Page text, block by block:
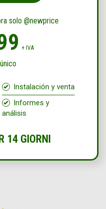
solo @newprice
+ IVA
Instalación y venta
Informes y
análisis
14 GIORNI